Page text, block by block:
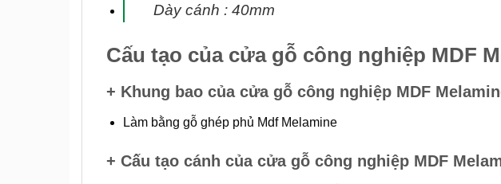
Dày cánh : 40mm
Cấu tạo của cửa gỗ công nghiệp MDF
+ Khung bao của cửa gỗ công nghiệp MDF
Làm bằng gỗ ghép phủ Mdf Melamine
+ Cấu tạo cánh của cửa gỗ công nghiệp MDF